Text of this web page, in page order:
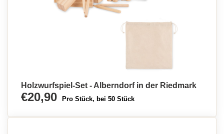
Holzwurfspiel-Set - Alberndorf in der Riedmark
€20,90 Pro Stück, bei 50 Stück